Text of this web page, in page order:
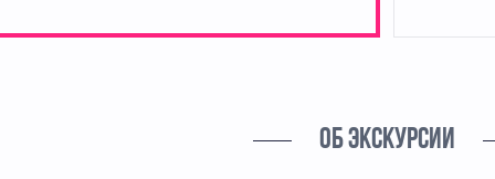
ОБ ЭКСКУРСИИ